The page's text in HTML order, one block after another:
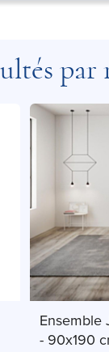
par
Ensemble
- 90x190